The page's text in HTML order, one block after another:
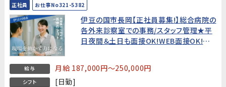
正社員 お仕事No321-5382
伊豆の国市長岡【正社員募集!】総合病院の
各外来診察室での事務/スタッフ管理★平
日夜間＆土日も面接OK!WEB面接OK!すぐ
給与 月給 187,000円～250,000円
シフト [日勤]